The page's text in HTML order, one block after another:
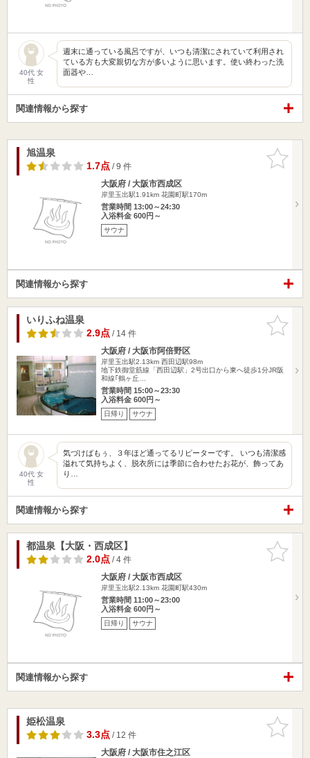
40代 女
性
週末に通っている風呂ですが、いつも清潔にされていて利用され
ている方も大変親切な方が多いように思います。使い終わった洗
面器や…
関連情報から探す
お気に入
りに追加
旭温泉
1.7点/ 9 件
大阪府 / 大阪市西成区
岸里玉出駅1.91km 花園町駅170m
営業時間 13:00～24:30
入浴料金 600円～
サウナ
関連情報から探す
お気に入
りに追加
いりふね温泉
2.9点/ 14 件
大阪府 / 大阪市阿倍野区
岸里玉出駅2.13km 西田辺駅98m
地下鉄御堂筋線「西田辺駅」2号出口から東へ徒歩1分JR阪
和線｢鶴ヶ丘…
営業時間 15:00～23:30
入浴料金 600円～
日帰り サウナ
40代 女
性
気づけばもぅ、３年ほど通ってるリピーターです。 いつも清潔感
溢れて気持ちよく、脱衣所には季節に合わせたお花が、飾ってあ
り…
関連情報から探す
お気に入
りに追加
都温泉【大阪・西成区】
2.0点/ 4 件
大阪府 / 大阪市西成区
岸里玉出駅2.13km 花園町駅430m
営業時間 11:00～23:00
入浴料金 600円～
日帰り サウナ
関連情報から探す
お気に入
りに追加
姫松温泉
3.3点/ 12 件
大阪府 / 大阪市住之江区